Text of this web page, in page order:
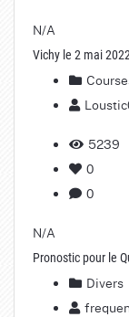
N/A
Vichy le 2 mai 2022
5239
0
0
N/A
Pronostic pour le
Divers